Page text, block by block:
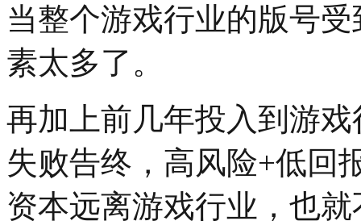
当整个游戏行业的版号
素太多了。
再加上前几年投入到游
失败告终，高风险+低回
资本远离游戏行业，也